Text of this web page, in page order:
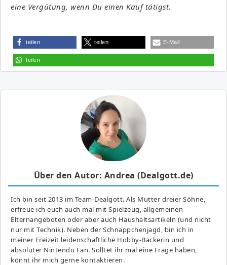
eine Vergütung, wenn Du einen Kauf tätigst.
teilen teilen E-Mail
teilen
Über den Autor: Andrea (Dealgott.de)
Ich bin seit 2013 im Team-Dealgott. Als Mutter dreier Söhne,
erfreue ich euch auch mal mit Spielzeug, allgemeinen
Elternangeboten oder aber auch Haushaltsartikeln (und nicht
nur mit Technik). Neben der Schnäppchenjagd, bin ich in
meiner Freizeit leidenschaftliche Hobby-Bäckerin und
absoluter Nintendo Fan. Solltet ihr mal eine Frage haben,
könnt ihr mich gerne kontaktieren.